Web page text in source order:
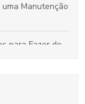
Manutenção
para Fazer de